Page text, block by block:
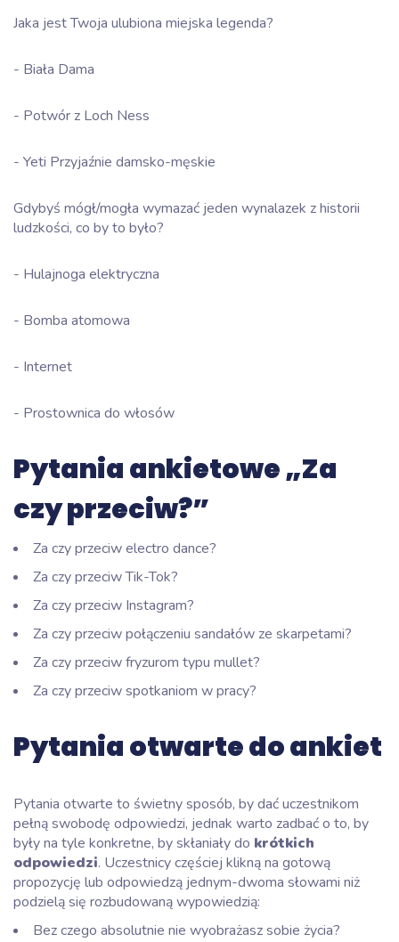
Jaka jest Twoja ulubiona miejska legenda?
- Biała Dama
- Potwór z Loch Ness
- Yeti Przyjaźnie damsko-męskie
Gdybyś mógł/mogła wymazać jeden wynalazek z historii
ludzkości, co by to było?
- Hulajnoga elektryczna
- Bomba atomowa
- Internet
- Prostownica do włosów
Pytania ankietowe „Za
czy przeciw?”
Za czy przeciw electro dance?
Za czy przeciw Tik-Tok?
Za czy przeciw Instagram?
Za czy przeciw połączeniu sandałów ze skarpetami?
Za czy przeciw fryzurom typu mullet?
Za czy przeciw spotkaniom w pracy?
Pytania otwarte do ankiet
Pytania otwarte to świetny sposób, by dać uczestnikom
pełną swobodę odpowiedzi, jednak warto zadbać o to, by
były na tyle konkretne, by skłaniały do krótkich
odpowiedzi. Uczestnicy częściej klikną na gotową
propozycję lub odpowiedzą jednym-dwoma słowami niż
podzielą się rozbudowaną wypowiedzią:
Bez czego absolutnie nie wyobrażasz sobie życia?